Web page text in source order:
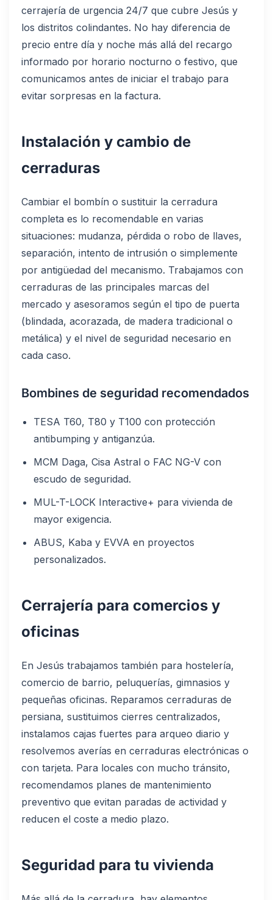
cerrajería de urgencia 24/7 que cubre Jesús y
los distritos colindantes. No hay diferencia de
precio entre día y noche más allá del recargo
informado por horario nocturno o festivo, que
comunicamos antes de iniciar el trabajo para
evitar sorpresas en la factura.
Instalación y cambio de
cerraduras
Cambiar el bombín o sustituir la cerradura
completa es lo recomendable en varias
situaciones: mudanza, pérdida o robo de llaves,
separación, intento de intrusión o simplemente
por antigüedad del mecanismo. Trabajamos con
cerraduras de las principales marcas del
mercado y asesoramos según el tipo de puerta
(blindada, acorazada, de madera tradicional o
metálica) y el nivel de seguridad necesario en
cada caso.
Bombines de seguridad recomendados
TESA T60, T80 y T100 con protección
antibumping y antiganzúa.
MCM Daga, Cisa Astral o FAC NG-V con
escudo de seguridad.
MUL-T-LOCK Interactive+ para vivienda de
mayor exigencia.
ABUS, Kaba y EVVA en proyectos
personalizados.
Cerrajería para comercios y
oficinas
En Jesús trabajamos también para hostelería,
comercio de barrio, peluquerías, gimnasios y
pequeñas oficinas. Reparamos cerraduras de
persiana, sustituimos cierres centralizados,
instalamos cajas fuertes para arqueo diario y
resolvemos averías en cerraduras electrónicas o
con tarjeta. Para locales con mucho tránsito,
recomendamos planes de mantenimiento
preventivo que evitan paradas de actividad y
reducen el coste a medio plazo.
Seguridad para tu vivienda